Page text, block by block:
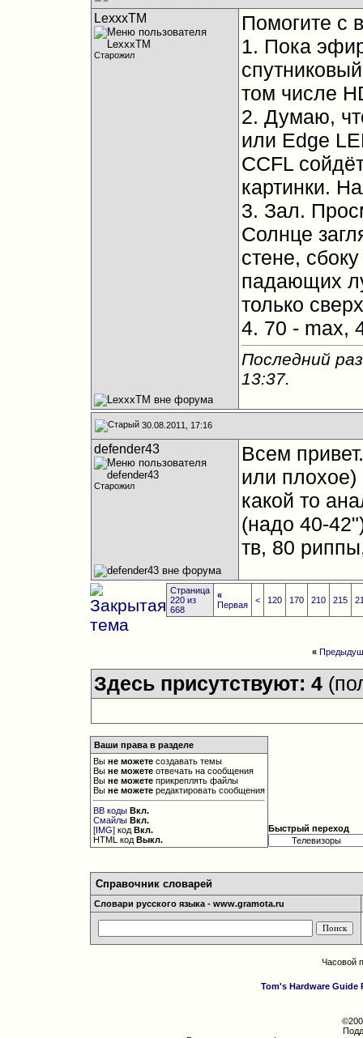
LexxxTM
Старожил
Помогите с
1. Пока
том числе
2. Думаю,
или Edge
CCFL
картинки.
3. Зал.
Солнце
стене,
падающих
только
4. 70 - max,
Последний
13:37.
30.08.2011, 17:16
defender43
Старожил
Всем
или
какой то
(надо 40-
тв, 80
Страница
220 из
668
«
Первая
< 120 170 210 215
«
Здесь присутствуют: 4
Ваши права в разделе
Выне можете создавать темы
Выне можете отвечать на сообщения
Выне можете прикреплять файлы
Выне можете редактировать сообщения
BB коды Вкл.
Смайлы Вкл.
[IMG] кодВкл.
HTML кодВыкл.
Быстрый переход
Справочник словарей
Словари русского языка - www.gramota.ru
Часовой
Tom's Hardware Guide